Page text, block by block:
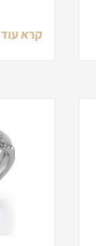
קרא עוד